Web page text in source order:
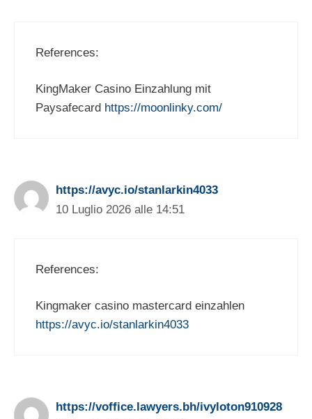
References:
KingMaker Casino Einzahlung mit
Paysafecard https://moonlinky.com/
https://avyc.io/stanlarkin4033
10 Luglio 2026 alle 14:51
References:
Kingmaker casino mastercard einzahlen
https://avyc.io/stanlarkin4033
https://voffice.lawyers.bh/ivyloton910928